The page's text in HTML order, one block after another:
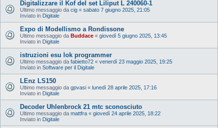
Digitalizzare il Kof del set Liliput L 240060-1
Ultimo messaggio da cig « sabato 7 giugno 2025, 21:05
Inviato in Digitale
Expo di Modellismo a Rondissone
Ultimo messaggio da Buddace « giovedì 5 giugno 2025, 13:45
Inviato in Digitale
istruzioni esu lok programmer
Ultimo messaggio da fabietto72 « venerdì 23 maggio 2025, 19:25
Inviato in Software per il Digitale
LEnz LS150
Ultimo messaggio da gpvasi « lunedì 28 aprile 2025, 17:16
Inviato in Digitale
Decoder Uhlenbrock 21 mtc sconosciuto
Ultimo messaggio da mattfra « giovedì 24 aprile 2025, 18:22
Inviato in Digitale